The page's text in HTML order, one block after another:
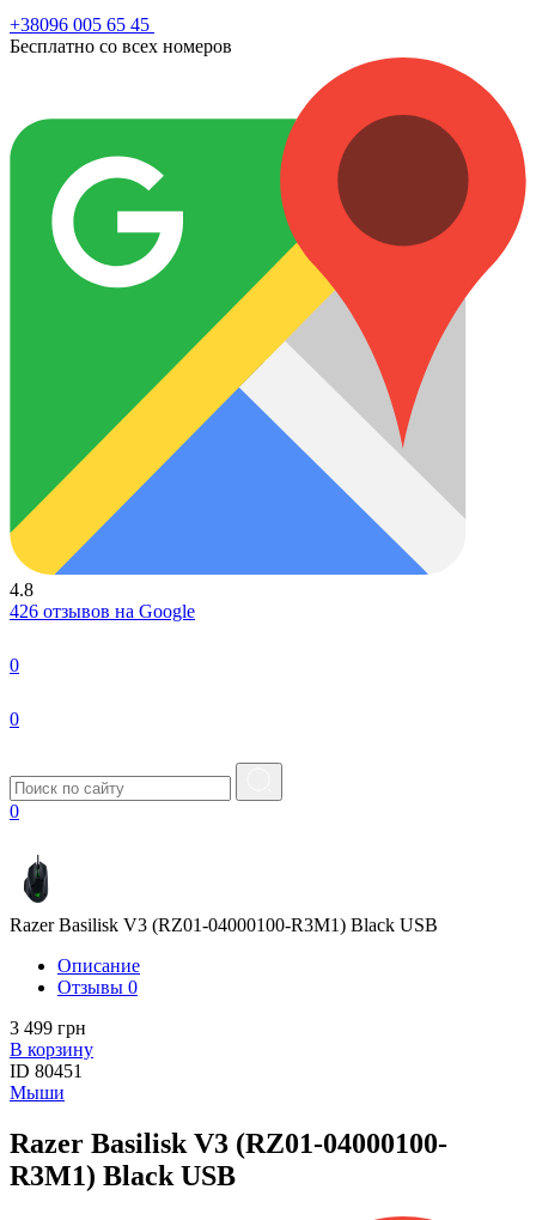
+38096 005 65 45
Бесплатно со всех номеров
4.8
426 отзывов на Google
0
0
0
Razer Basilisk V3 (RZ01-04000100-R3M1) Black USB
Описание
Отзывы 0
3 499 грн
В корзину
ID 80451
Мыши
Razer Basilisk V3 (RZ01-04000100-
R3M1) Black USB